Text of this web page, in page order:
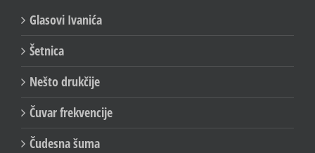
Glasovi Ivanića
Šetnica
Nešto drukčije
Čuvar frekvencije
Čudesna šuma